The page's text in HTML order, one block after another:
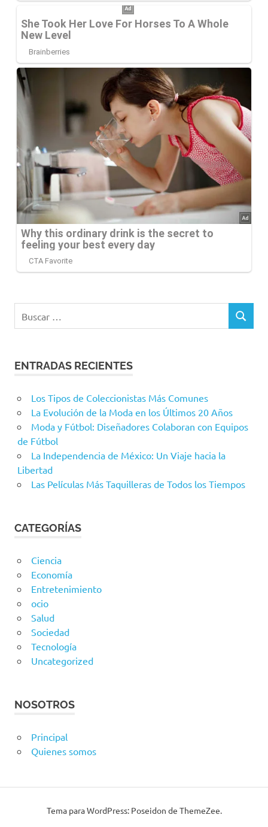
BUSCAR
ENTRADAS RECIENTES
Los Tipos de Coleccionistas Más Comunes
La Evolución de la Moda en los Últimos 20 Años
Moda y Fútbol: Diseñadores Colaboran con Equipos
de Fútbol
La Independencia de México: Un Viaje hacia la
Libertad
Las Películas Más Taquilleras de Todos los Tiempos
CATEGORÍAS
Ciencia
Economía
Entretenimiento
ocio
Salud
Sociedad
Tecnología
Uncategorized
NOSOTROS
Principal
Quienes somos
Tema para WordPress: Poseidon de ThemeZee.